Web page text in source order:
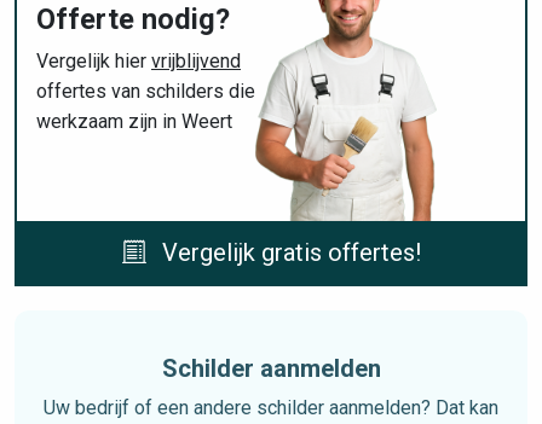
Offerte nodig?
Vergelijk hier vrijblijvend
offertes van schilders die
werkzaam zijn in Weert
Vergelijk gratis offertes!
Schilder aanmelden
Uw bedrijf of een andere schilder aanmelden? Dat kan